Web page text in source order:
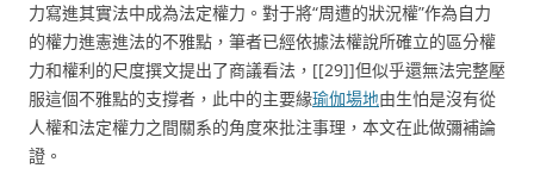
力寫進其實法中成為法定權力。對于將“周遭的狀況權”作為自力
的權力進憲進法的不雅點，筆者已經依據法權說所確立的區分權
力和權利的尺度撰文提出了商議看法，[[29]]但似乎還無法完整壓
服這個不雅點的支撐者，此中的主要緣瑜伽場地由生怕是沒有從
人權和法定權力之間關系的角度來批注事理，本文在此做彌補論
證。